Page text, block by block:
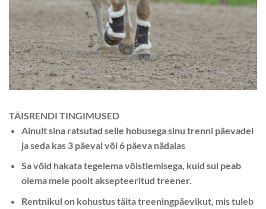
TÄISRENDI TINGIMUSED
Ainult sina ratsutad selle hobusega sinu trenni päevadel
ja seda kas 3 päeval või 6 päeva nädalas
Sa võid hakata tegelema võistlemisega, kuid sul peab
olema meie poolt aksepteeritud treener.
Rentnikul on kohustus täita treeningpäevikut, mis tuleb